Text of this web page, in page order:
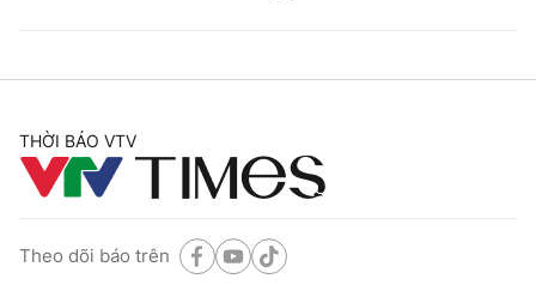
THỜI BÁO VTV
Theo dõi báo trên